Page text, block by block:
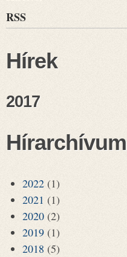
RSS
Hírek
2017
Hírarchívum
2022 (1)
2021 (1)
2020 (2)
2019 (1)
2018 (5)